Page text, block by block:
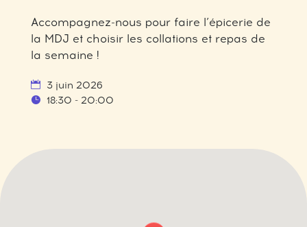
Accompagnez-nous pour faire l’épicerie de
la MDJ et choisir les collations et repas de
la semaine !
3 juin 2026
18:30 - 20:00